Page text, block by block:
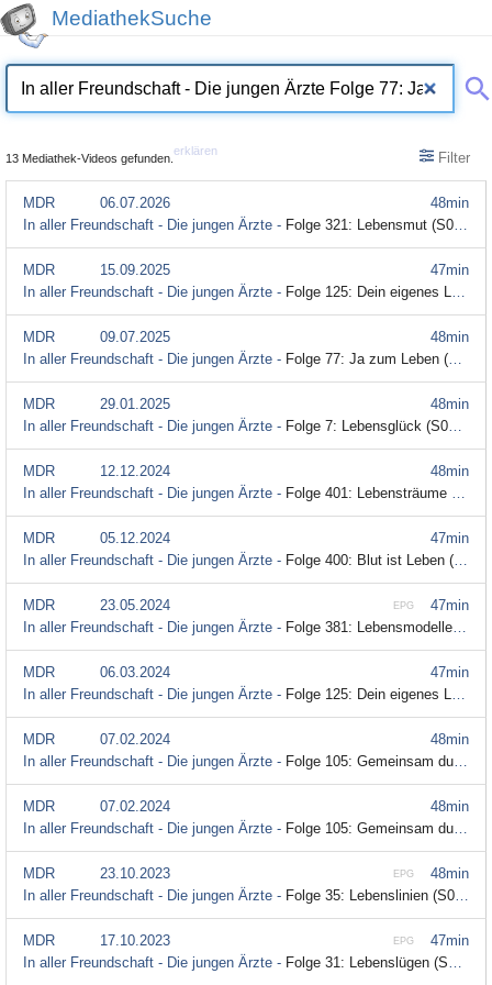
MediathekSuche
13 Mediathek-Videos gefunden.
erklären Filter
48min
MDR
06.07.2026
In aller Freundschaft - Die jungen Ärzte - Folge 321: Lebensmut (S08/E27) (Audiodeskription)
47min
MDR
15.09.2025
In aller Freundschaft - Die jungen Ärzte - Folge 125: Dein eigenes Leben (S03/E41) (Audiodeskription)
48min
MDR
09.07.2025
In aller Freundschaft - Die jungen Ärzte - Folge 77: Ja zum Leben (S02/E35) (Audiodeskription)
48min
MDR
29.01.2025
In aller Freundschaft - Die jungen Ärzte - Folge 7: Lebensglück (S01/E07) (Audiodeskription)
48min
MDR
12.12.2024
In aller Freundschaft - Die jungen Ärzte - Folge 401: Lebensträume (S10/E23) (Audiodeskription)
47min
MDR
05.12.2024
In aller Freundschaft - Die jungen Ärzte - Folge 400: Blut ist Leben (S10/E22) (Audiodeskription)
47min
EPG
MDR
23.05.2024
In aller Freundschaft - Die jungen Ärzte - Folge 381: Lebensmodelle (S10/E03) (Audiodeskription)
47min
MDR
06.03.2024
In aller Freundschaft - Die jungen Ärzte - Folge 125: Dein eigenes Leben (S03/E41) - Audiodeskription
48min
MDR
07.02.2024
In aller Freundschaft - Die jungen Ärzte - Folge 105: Gemeinsam durchs Leben (S03/E21) - Audiodeskription
48min
MDR
07.02.2024
In aller Freundschaft - Die jungen Ärzte - Folge 105: Gemeinsam durchs Leben (S03/E21) (Audiodeskription)
48min
EPG
MDR
23.10.2023
In aller Freundschaft - Die jungen Ärzte - Folge 35: Lebenslinien (S01/E35) (Audiodeskription)
47min
EPG
MDR
17.10.2023
In aller Freundschaft - Die jungen Ärzte - Folge 31: Lebenslügen (S01/E31) (Audiodeskription)